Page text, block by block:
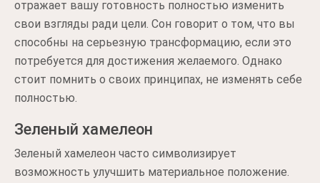
отражает вашу готовность полностью изменить
свои взгляды ради цели. Сон говорит о том, что вы
способны на серьезную трансформацию, если это
потребуется для достижения желаемого. Однако
стоит помнить о своих принципах, не изменять себе
полностью.
Зеленый хамелеон
Зеленый хамелеон часто символизирует
возможность улучшить материальное положение.